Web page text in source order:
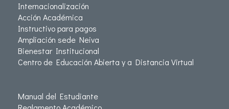
Internacionalización
Acción Académica
Instructivo para pagos
Ampliación sede Neiva
Bienestar Institucional
Centro de Educación Abierta y a Distancia Virtual
Manual del Estudiante